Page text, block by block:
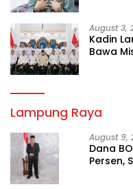
August 3,
Kadin
Bawa
Lampung Raya
August 9,
Dana
Persen,